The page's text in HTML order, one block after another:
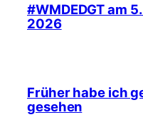
#WMDEDGT am
2026
Früher habe ich
gesehen